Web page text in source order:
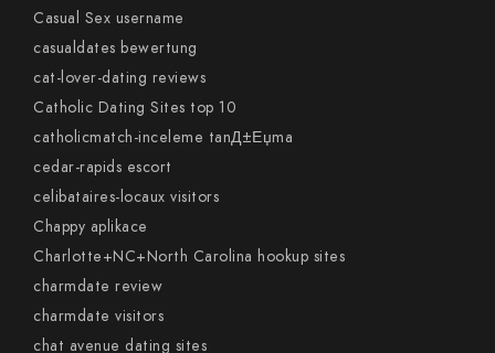
Casual Sex username
casualdates bewertung
cat-lover-dating reviews
Catholic Dating Sites top 10
catholicmatch-inceleme tanД±Еџma
cedar-rapids escort
celibataires-locaux visitors
Chappy aplikace
Charlotte+NC+North Carolina hookup sites
charmdate review
charmdate visitors
chat avenue dating sites